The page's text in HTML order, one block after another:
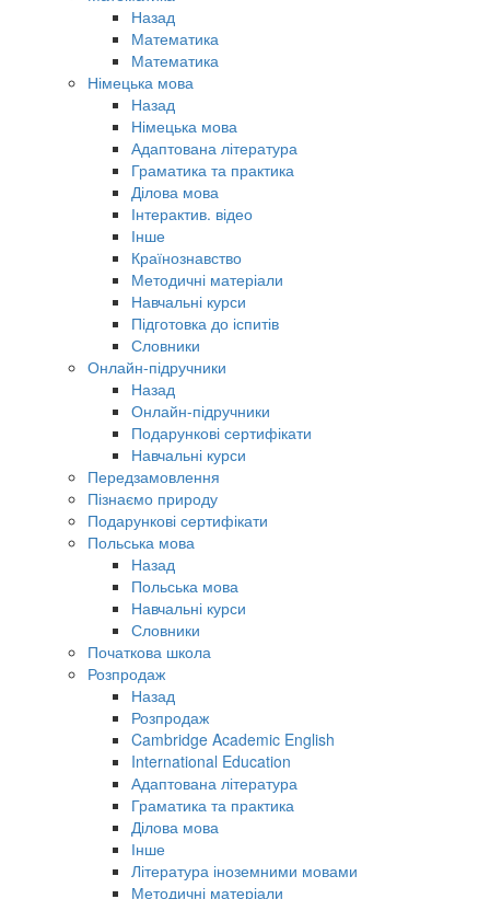
Назад
Математика
Математика
Німецька мова
Назад
Німецька мова
Адаптована література
Граматика та практика
Ділова мова
Інтерактив. відео
Інше
Країнознавство
Методичні матеріали
Навчальні курси
Підготовка до іспитів
Словники
Онлайн-підручники
Назад
Онлайн-підручники
Подарункові сертифікати
Навчальні курси
Передзамовлення
Пізнаємо природу
Подарункові сертифікати
Польська мова
Назад
Польська мова
Навчальні курси
Словники
Початкова школа
Розпродаж
Назад
Розпродаж
Cambridge Academic English
International Education
Адаптована література
Граматика та практика
Ділова мова
Інше
Література іноземними мовами
Методичні матеріали